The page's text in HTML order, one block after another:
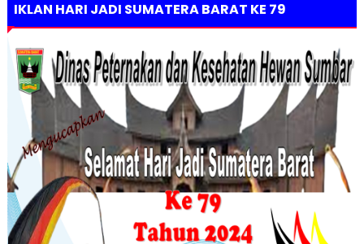
IKLAN HARI JADI SUMATERA BARAT KE 79